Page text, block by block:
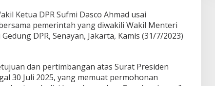
Ketua DPR Sufmi Dasco Ahmad usai
pemerintah yang diwakili Wakil Menteri
DPR, Senayan, Jakarta, Kamis (31/7/2023)
dan pertimbangan atas Surat Presiden
30 Juli 2025, yang memuat permohonan